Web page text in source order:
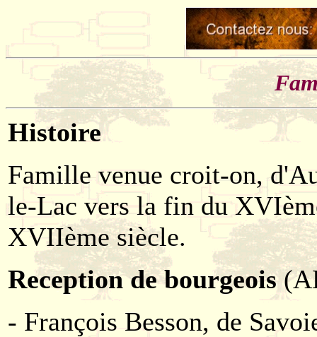
Histoire
Famille venue croit-on,
le-Lac vers la fin du
XVIIème siècle.
Reception de bourgeois
- François Besson, de